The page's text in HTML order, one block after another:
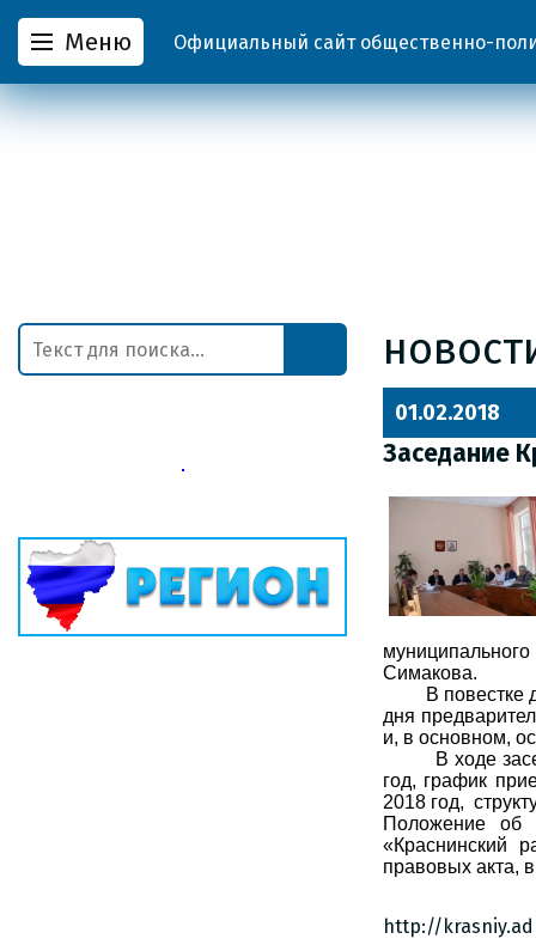
Меню Официальный сайт общественно-
01.02.2018
Заседание
Симакова.
В повестке
дня
и, в основном,
В ходе
год, график
2018 год,
Положение об
«Краснинский
правовых акта,
http://